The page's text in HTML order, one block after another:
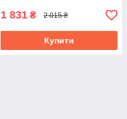
1 831 ₴ 2 015 ₴
Купити